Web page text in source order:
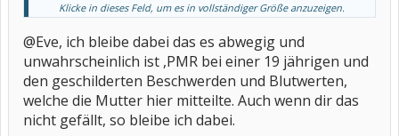
Und eigentlich zeichnet uns hier ja aus, daß wir nicht in Schubladen
ich etwas zu stark.
Letztlich kommt es darauf aber nicht an. Wichtig ist, daß
Schlumpfinchens Tochter auf ihrem Weg ein Stückchen weiter
kommt. Und wenn wir da intensiv auch konträre Meinungen
austauschen, bringt das hoffentlich ein bißchen Anregung.
LG
Klicke in dieses Feld, um es in vollständiger Größe anzuzeigen.
@Eve, ich bleibe dabei das es abwegig und
unwahrscheinlich ist ,PMR bei einer 19 jährigen und
den geschilderten Beschwerden und Blutwerten,
welche die Mutter hier mitteilte. Auch wenn dir das
nicht gefällt, so bleibe ich dabei.